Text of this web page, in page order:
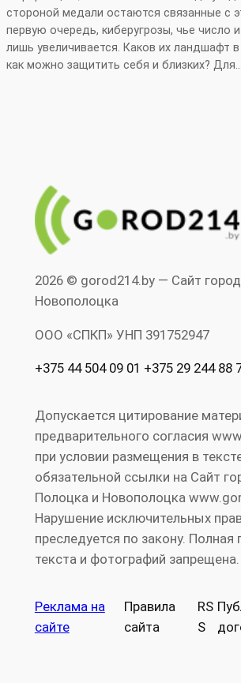
стороной медали остаются связанные с
первую очередь, киберугрозы, чье число
лишь увеличивается. Каков их ландшафт
как можно защитить себя и близких? Для…
2026 © gorod214.by — Сайт
Новополоцка
ООО «СПКП» УНП ‎391752947
+375 44 504 09 01 +375 29 244 88
Допускается цитирование
предварительного согласия
при условии размещения в
обязательной ссылки на Сайт
Полоцка и Новополоцка
Нарушение исключительных
преследуется по закону. Полная
текста и фотографий запрещена.
Реклама на
сайте
Правила
сайта
RS
S